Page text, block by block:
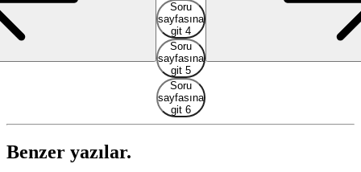
Soru
sayfasına
git 4
Soru
sayfasına
git 5
Soru
sayfasına
git 6
Benzer yazılar.